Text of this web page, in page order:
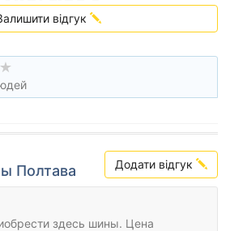
відгук
Полтава Додати відгук
здесь шины. Цена